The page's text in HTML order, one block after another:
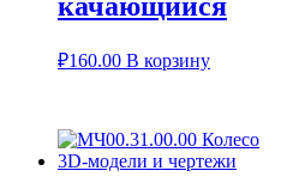
₽160.00 В корзину